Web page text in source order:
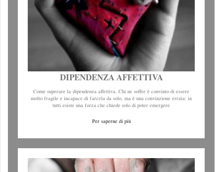
DIPENDENZA AFFETTIVA
Come superare la dipendenza affettiva. Chi ne soffre è convinto di essere
molto fragile e incapace di farcela da solo, ma è una convinzione errata: in
tutti esiste una forza che chiede solo di poter emergere
Per saperne di più